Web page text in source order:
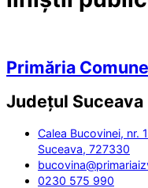
Primăria
Județul Suceava
Calea Bucovinei, nr.
Suceava, 727330
0230 575 990